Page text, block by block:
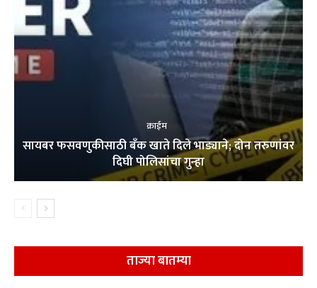
क्राईम
सायबर फसवणुकीसाठी बँक खाते दिले भाड्याने; दोन तरुणांवर
दिघी पोलिसांचा गुन्हा
ताज्या बातम्या